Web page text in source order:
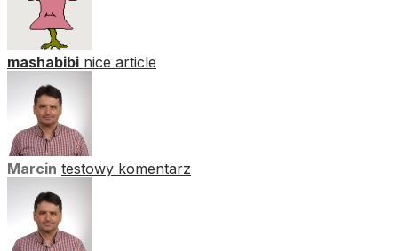
mashabibi nice article
Marcin testowy komentarz